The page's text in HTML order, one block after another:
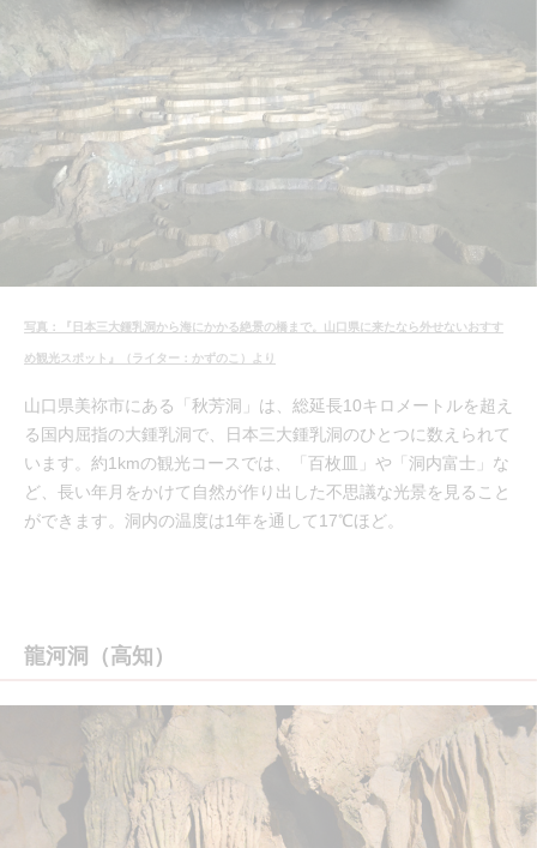
写真：『日本三大鍾乳洞から海にかかる絶景の橋まで。山口県に来たなら外せないおすす
め観光スポット』（ライター：かずのこ）より
山口県美祢市にある「秋芳洞」は、総延長10キロメートルを超え
る国内屈指の大鍾乳洞で、日本三大鍾乳洞のひとつに数えられて
います。約1kmの観光コースでは、「百枚皿」や「洞内富士」な
ど、長い年月をかけて自然が作り出した不思議な光景を見ること
ができます。洞内の温度は1年を通して17℃ほど。
龍河洞（高知）